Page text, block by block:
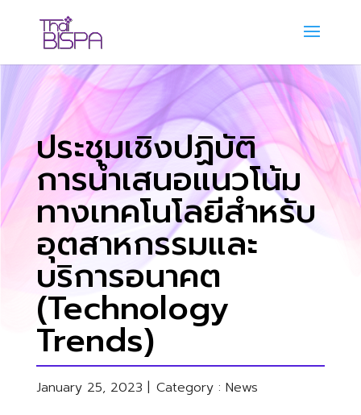
ประชุมเชิงปฏิบัติ
การนำเสนอแนวโน้ม
ทางเทคโนโลยีสำหรับ
อุตสาหกรรมและ
บริการอนาคต
(Technology
Trends)
January 25, 2023 | Category : News